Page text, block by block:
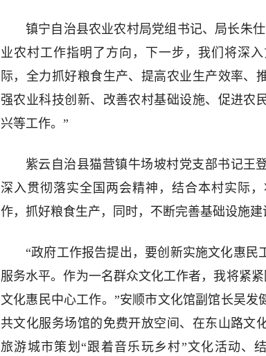
镇宁自治县农业农村局党组书记、局长朱
业农村工作指明了方向，下一步，我们将深
际，全力抓好粮食生产、提高农业生产效率、
强农业科技创新、改善农村基础设施、促进农
兴等工作。”
紫云自治县猫营镇牛场坡村党支部书记王
深入贯彻落实全国两会精神，结合本村实际
作，抓好粮食生产，同时，不断完善基础设施建
“政府工作报告提出，要创新实施文化惠
服务水平。作为一名群众文化工作者，我将紧
文化惠民中心工作。”安顺市文化馆副馆长吴发
共文化服务场馆的免费开放空间、在东山路文
旅游城市策划“跟着音乐玩乡村”文化活动、